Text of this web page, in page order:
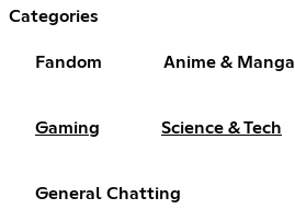
Categories
Fandom Anime & Manga
Gaming Science & Tech
General Chatting